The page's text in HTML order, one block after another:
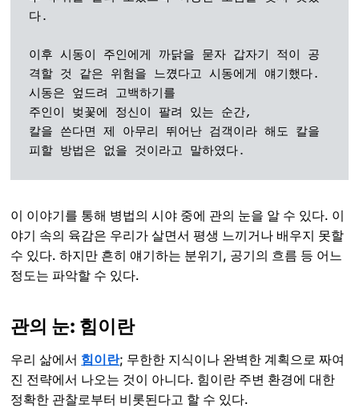
다.
이후 시동이 주인에게 까닭을 묻자 갑자기 적이 공
격할 것 같은 위험을 느꼈다고 시동에게 얘기했다.
시동은 엎드려 고백하기를
주인이 벚꽃에 정신이 팔려 있는 순간,
칼을 쓴다면 제 아무리 뛰어난 검객이라 해도 칼을
피할 방법은 없을 것이라고 말하였다.
이 이야기를 통해 병법의 시야 중에 관의 눈을 알 수 있다. 이
야기 속의 육감은 우리가 살면서 평생 느끼거나 배우지 못할
수 있다. 하지만 흔히 얘기하는 분위기, 공기의 흐름 등 어느
정도는 파악할 수 있다.
관의 눈: 힘이란
우리 삶에서 힘이란; 무한한 지식이나 완벽한 계획으로 짜여
진 전략에서 나오는 것이 아니다. 힘이란 주변 환경에 대한
정확한 관찰로부터 비롯된다고 할 수 있다.